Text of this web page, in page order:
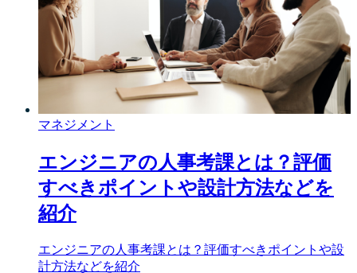
マネジメント
エンジニアの人事考課とは？評価
すべきポイントや設計方法などを
紹介
エンジニアの人事考課とは？評価すべきポイントや設
計方法などを紹介